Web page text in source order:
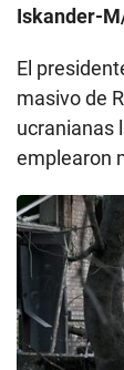
Iskander-
El
masivo de
ucranianas
emplearon